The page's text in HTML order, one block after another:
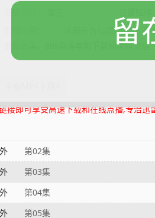
豆瓣评分：
该剧分为12集，讲述了《
编辑整理
接即可享受高速下载和在线点播,专治迅
第02集
第03集
第04集
第05集
留